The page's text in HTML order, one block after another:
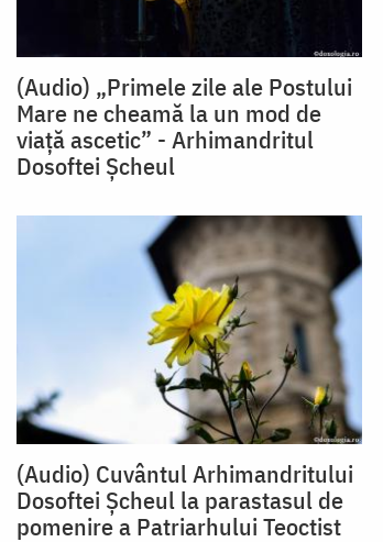
(Audio) „Primele zile ale Postului
Mare ne cheamă la un mod de
viață ascetic” - Arhimandritul
Dosoftei Şcheul
(Audio) Cuvântul Arhimandritului
Dosoftei Șcheul la parastasul de
pomenire a Patriarhului Teoctist